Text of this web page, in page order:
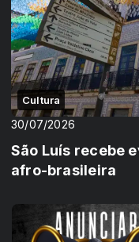
Cultura
30/07/2026
São Luís recebe
afro-brasileira